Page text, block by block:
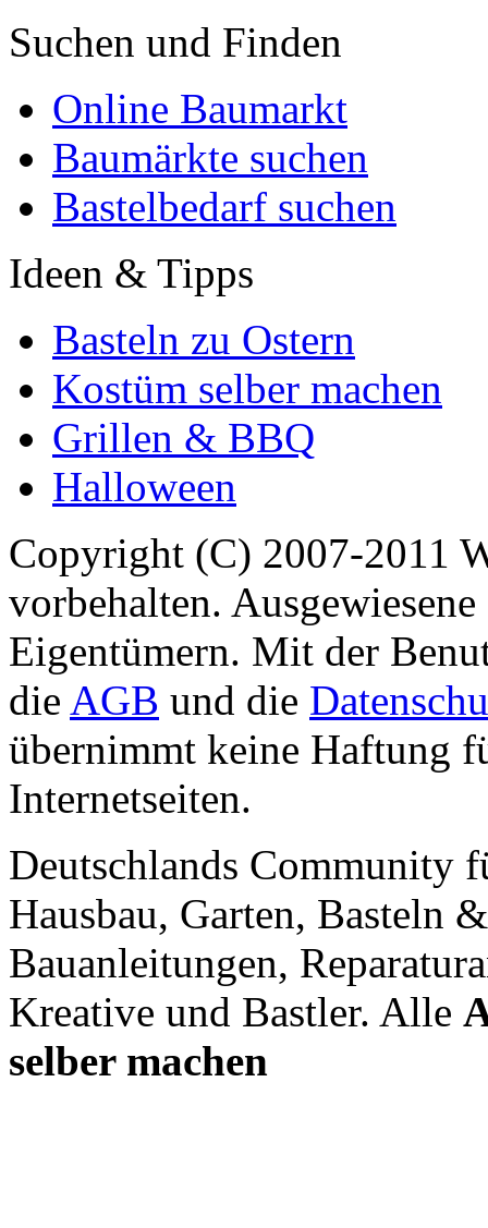
Suchen und Finden
Online Baumarkt
Baumärkte suchen
Bastelbedarf suchen
Ideen & Tipps
Basteln zu Ostern
Kostüm selber machen
Grillen & BBQ
Halloween
Copyright (C) 2007-2011
vorbehalten.
Eigentümern. Mit der
die AGB und die
übernimmt keine Haftung
Internetseiten.
Deutschlands Community
Hausbau, Garten, Basteln
Bauanleitungen,
Kreative und Bastler. Alle
selber machen